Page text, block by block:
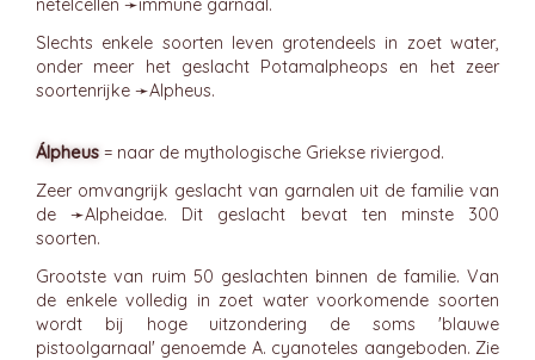
netelcellen ➛immune garnaal.
Slechts enkele soorten leven grotendeels in zoet water,
onder meer het geslacht Potamalpheops en het zeer
soortenrijke ➛Alpheus.
Álpheus = naar de mythologische Griekse riviergod.
Zeer omvangrijk geslacht van garnalen uit de familie van
de ➛Alpheidae. Dit geslacht bevat ten minste 300
soorten.
Grootste van ruim 50 geslachten binnen de familie. Van
de enkele volledig in zoet water voorkomende soorten
wordt bij hoge uitzondering de soms 'blauwe
pistoolgarnaal' genoemde A. cyanoteles aangeboden. Zie